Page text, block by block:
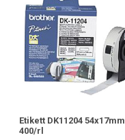
Etikett DK11204 54x17mm
400/rl